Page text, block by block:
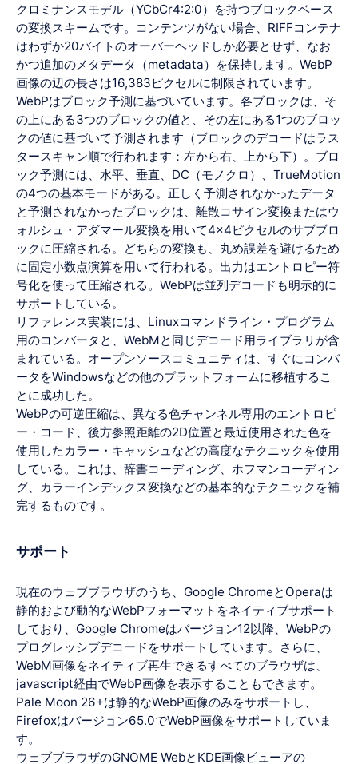
クロミナンスモデル（YCbCr4:2:0）を持つブロックベース
の変換スキームです。コンテンツがない場合、RIFFコンテナ
はわずか20バイトのオーバーヘッドしか必要とせず、なお
かつ追加のメタデータ（metadata）を保持します。WebP
画像の辺の長さは16,383ピクセルに制限されています。
WebPはブロック予測に基づいています。各ブロックは、そ
の上にある3つのブロックの値と、その左にある1つのブロッ
クの値に基づいて予測されます（ブロックのデコードはラス
タースキャン順で行われます：左から右、上から下）。ブロ
ック予測には、水平、垂直、DC（モノクロ）、TrueMotion
の4つの基本モードがある。正しく予測されなかったデータ
と予測されなかったブロックは、離散コサイン変換またはウ
ォルシュ・アダマール変換を用いて4×4ピクセルのサブブロ
ックに圧縮される。どちらの変換も、丸め誤差を避けるため
に固定小数点演算を用いて行われる。出力はエントロピー符
号化を使って圧縮される。WebPは並列デコードも明示的に
サポートしている。
リファレンス実装には、Linuxコマンドライン・プログラム
用のコンバータと、WebMと同じデコード用ライブラリが含
まれている。オープンソースコミュニティは、すぐにコンバ
ータをWindowsなどの他のプラットフォームに移植するこ
とに成功した。
WebPの可逆圧縮は、異なる色チャンネル専用のエントロピ
ー・コード、後方参照距離の2D位置と最近使用された色を
使用したカラー・キャッシュなどの高度なテクニックを使用
している。これは、辞書コーディング、ホフマンコーディン
グ、カラーインデックス変換などの基本的なテクニックを補
完するものです。
サポート
現在のウェブブラウザのうち、Google ChromeとOperaは
静的および動的なWebPフォーマットをネイティブサポート
しており、Google Chromeはバージョン12以降、WebPの
プログレッシブデコードをサポートしています。さらに、
WebM画像をネイティブ再生できるすべてのブラウザは、
javascript経由でWebP画像を表示することもできます。
Pale Moon 26+は静的なWebP画像のみをサポートし、
Firefoxはバージョン65.0でWebP画像をサポートしていま
す。
ウェブブラウザのGNOME WebとKDE画像ビューアの